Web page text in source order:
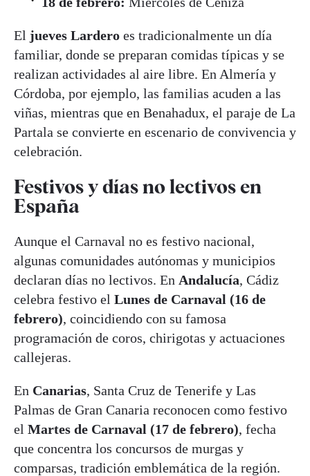
El jueves Lardero es tradicionalmente un día
familiar, donde se preparan comidas típicas y se
realizan actividades al aire libre. En Almería y
Córdoba, por ejemplo, las familias acuden a las
viñas, mientras que en Benahadux, el paraje de La
Partala se convierte en escenario de convivencia y
celebración.
Festivos y días no lectivos en
España
Aunque el Carnaval no es festivo nacional,
algunas comunidades autónomas y municipios
declaran días no lectivos. En Andalucía, Cádiz
celebra festivo el Lunes de Carnaval (16 de
febrero), coincidiendo con su famosa
programación de coros, chirigotas y actuaciones
callejeras.
En Canarias, Santa Cruz de Tenerife y Las
Palmas de Gran Canaria reconocen como festivo
el Martes de Carnaval (17 de febrero), fecha
que concentra los concursos de murgas y
comparsas, tradición emblemática de la región.